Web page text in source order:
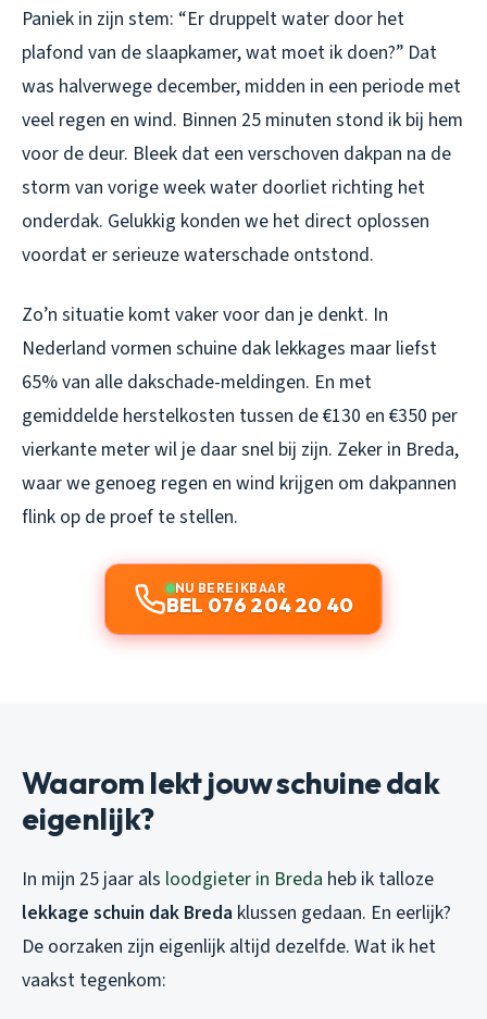
Paniek in zijn stem: “Er druppelt water door het
plafond van de slaapkamer, wat moet ik doen?” Dat
was halverwege december, midden in een periode met
veel regen en wind. Binnen 25 minuten stond ik bij hem
voor de deur. Bleek dat een verschoven dakpan na de
storm van vorige week water doorliet richting het
onderdak. Gelukkig konden we het direct oplossen
voordat er serieuze waterschade ontstond.
Zo’n situatie komt vaker voor dan je denkt. In
Nederland vormen schuine dak lekkages maar liefst
65% van alle dakschade-meldingen. En met
gemiddelde herstelkosten tussen de €130 en €350 per
vierkante meter wil je daar snel bij zijn. Zeker in Breda,
waar we genoeg regen en wind krijgen om dakpannen
flink op de proef te stellen.
NU BEREIKBAAR
BEL 076 204 20 40
Waarom lekt jouw schuine dak
eigenlijk?
In mijn 25 jaar als loodgieter in Breda heb ik talloze
lekkage schuin dak Breda klussen gedaan. En eerlijk?
De oorzaken zijn eigenlijk altijd dezelfde. Wat ik het
vaakst tegenkom: